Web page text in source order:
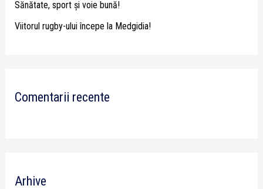
Sănătate, sport și voie bună!
Viitorul rugby-ului începe la Medgidia!
Comentarii recente
Arhive